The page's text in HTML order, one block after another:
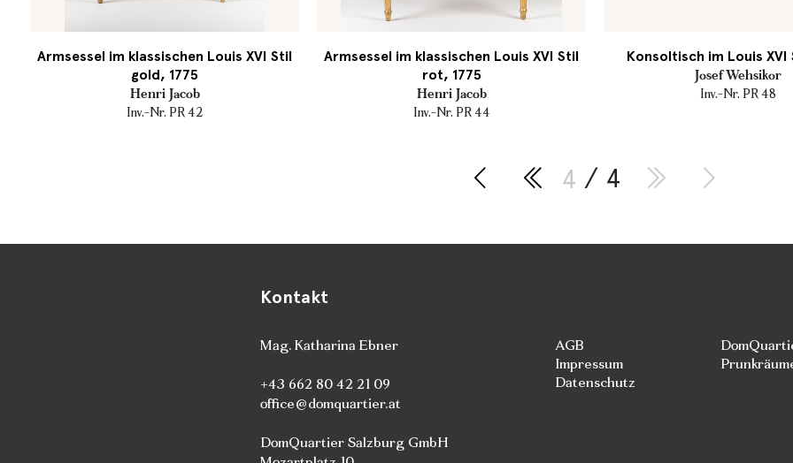
Armsessel im klassischen Louis XVI Stil
gold, 1775
Henri Jacob
Inv.-Nr. PR 42
Armsessel im klassischen Louis XVI Stil
rot, 1775
Henri Jacob
Inv.-Nr. PR 44
Konsoltisch im Louis XVI
Josef Wehsikor
Inv.-Nr. PR 48
4 / 4
Kontakt
Mag. Katharina Ebner
+43 662 80 42 21 09
office@domquartier.at
DomQuartier Salzburg GmbH
AGB
Impressum
Datenschutz